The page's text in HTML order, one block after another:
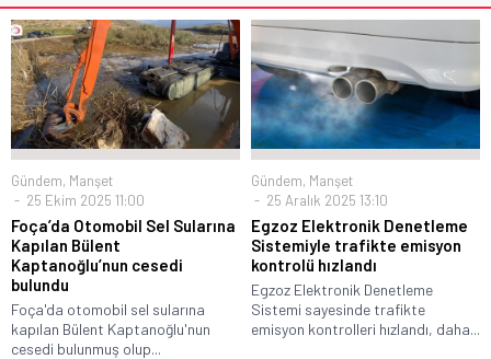
Gündem, Manşet
25 Ekim 2025 11:00
Foça’da Otomobil Sel Sularına
Kapılan Bülent
Kaptanoğlu’nun cesedi
bulundu
Foça'da otomobil sel sularına
kapılan Bülent Kaptanoğlu'nun
cesedi bulunmuş olup...
Gündem, Manşet
25 Aralık 2025 13:10
Egzoz Elektronik Denetleme
Sistemiyle trafikte emisyon
kontrolü hızlandı
Egzoz Elektronik Denetleme
Sistemi sayesinde trafikte
emisyon kontrolleri hızlandı, daha...